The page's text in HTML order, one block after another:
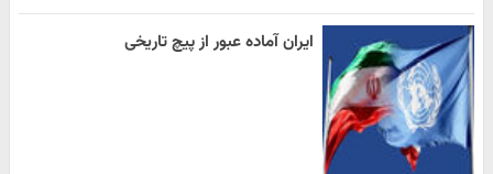
ایران آماده عبور از پیچ تاریخی